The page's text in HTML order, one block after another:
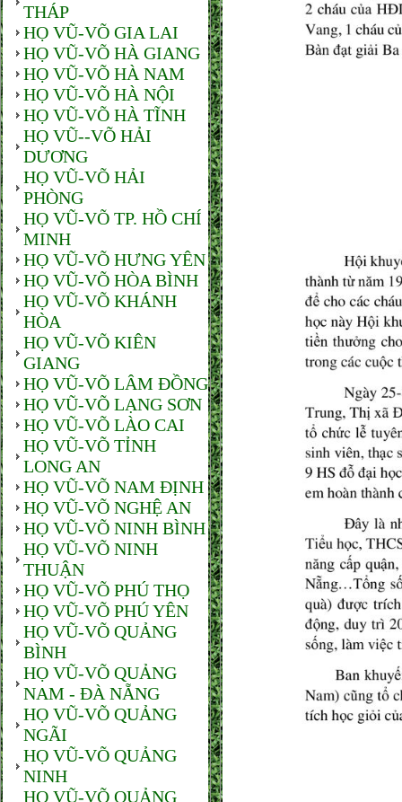
THÁP
HỌ VŨ-VÕ GIA LAI
HỌ VŨ-VÕ HÀ GIANG
HỌ VŨ-VÕ HÀ NAM
HỌ VŨ-VÕ HÀ NỘI
HỌ VŨ-VÕ HÀ TĨNH
HỌ VŨ--VÕ HẢI
DƯƠNG
HỌ VŨ-VÕ HẢI
PHÒNG
HỌ VŨ-VÕ TP. HỒ CHÍ
MINH
HỌ VŨ-VÕ HƯNG YÊN
HỌ VŨ-VÕ HÒA BÌNH
HỌ VŨ-VÕ KHÁNH
HÒA
HỌ VŨ-VÕ KIÊN
GIANG
HỌ VŨ-VÕ LÂM ĐỒNG
HỌ VŨ-VÕ LẠNG SƠN
HỌ VŨ-VÕ LÀO CAI
HỌ VŨ-VÕ TỈNH
LONG AN
HỌ VŨ-VÕ NAM ĐỊNH
HỌ VŨ-VÕ NGHỆ AN
HỌ VŨ-VÕ NINH BÌNH
HỌ VŨ-VÕ NINH
THUẬN
HỌ VŨ-VÕ PHÚ THỌ
HỌ VŨ-VÕ PHÚ YÊN
HỌ VŨ-VÕ QUẢNG
BÌNH
HỌ VŨ-VÕ QUẢNG
NAM - ĐÀ NẴNG
HỌ VŨ-VÕ QUẢNG
NGÃI
HỌ VŨ-VÕ QUẢNG
NINH
HỌ VŨ-VÕ QUẢNG